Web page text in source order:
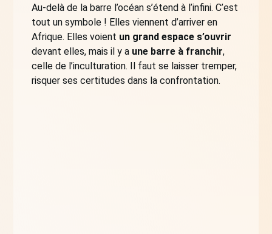
Au-delà de la barre l’océan s’étend à l’infini. C’est
tout un symbole ! Elles viennent d’arriver en
Afrique. Elles voient un grand espace s’ouvrir
devant elles, mais il y a une barre à franchir,
celle de l’inculturation. Il faut se laisser tremper,
risquer ses certitudes dans la confrontation.